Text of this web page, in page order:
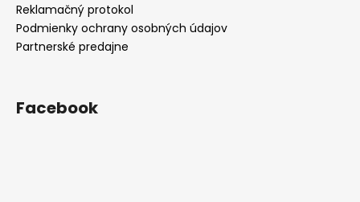
Reklamačný protokol
Podmienky ochrany osobných údajov
Partnerské predajne
Facebook